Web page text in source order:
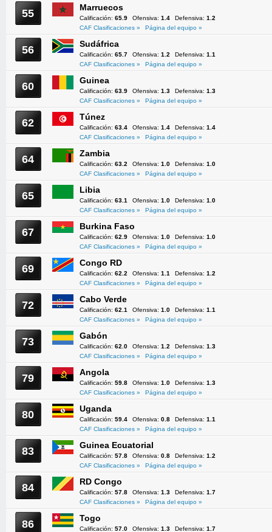
55 Marruecos
Calificación: 65.9 Ofensiva: 1.4 Defensiva: 1.2
CAF Clasificaciones »
Página del equipo »
56 Sudáfrica
Calificación: 65.7 Ofensiva: 1.2 Defensiva: 1.1
CAF Clasificaciones »
Página del equipo »
60 Guinea
Calificación: 63.9 Ofensiva: 1.3 Defensiva: 1.3
CAF Clasificaciones »
Página del equipo »
62 Túnez
Calificación: 63.4 Ofensiva: 1.4 Defensiva: 1.4
CAF Clasificaciones »
Página del equipo »
64 Zambia
Calificación: 63.2 Ofensiva: 1.0 Defensiva: 1.0
CAF Clasificaciones »
Página del equipo »
65 Libia
Calificación: 63.1 Ofensiva: 1.0 Defensiva: 1.0
CAF Clasificaciones »
Página del equipo »
67 Burkina Faso
Calificación: 62.9 Ofensiva: 1.0 Defensiva: 1.0
CAF Clasificaciones »
Página del equipo »
69 Congo RD
Calificación: 62.2 Ofensiva: 1.1 Defensiva: 1.2
CAF Clasificaciones »
Página del equipo »
72 Cabo Verde
Calificación: 62.1 Ofensiva: 1.0 Defensiva: 1.1
CAF Clasificaciones »
Página del equipo »
73 Gabón
Calificación: 62.0 Ofensiva: 1.2 Defensiva: 1.3
CAF Clasificaciones »
Página del equipo »
79 Angola
Calificación: 59.8 Ofensiva: 1.0 Defensiva: 1.3
CAF Clasificaciones »
Página del equipo »
80 Uganda
Calificación: 59.4 Ofensiva: 0.8 Defensiva: 1.1
CAF Clasificaciones »
Página del equipo »
83 Guinea Ecuatorial
Calificación: 57.8 Ofensiva: 0.8 Defensiva: 1.2
CAF Clasificaciones »
Página del equipo »
84 RD Congo
Calificación: 57.8 Ofensiva: 1.3 Defensiva: 1.7
CAF Clasificaciones »
Página del equipo »
86 Togo
Calificación: 57.0 Ofensiva: 1.3 Defensiva: 1.7